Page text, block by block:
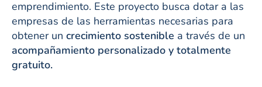
emprendimiento. Este proyecto busca dotar a las
empresas de las herramientas necesarias para
obtener un crecimiento sostenible a través de un
acompañamiento personalizado y totalmente
gratuito.